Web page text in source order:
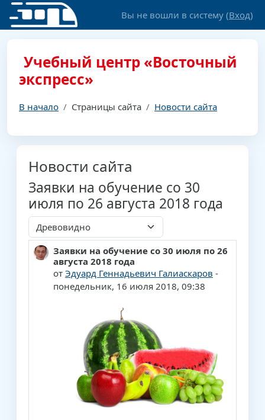
Перейти к основному содержанию
Вы не вошли в систему (Вход)
Учебный центр «Восточный
экспресс»
В начало Страницы сайта Новости сайта
Новости сайта
Заявки на обучение со 30
июля по 26 августа 2018 года
Режим отображения
Заявки на обучение со 30 июля по 26
августа 2018 года
отЭдуард Геннадьевич Галиаскаров -
понедельник, 16 июля 2018, 09:38
Количество ответов: 0